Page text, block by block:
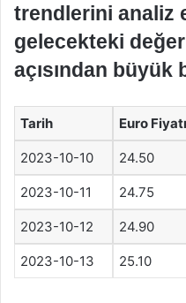
trendlerini analiz
gelecekteki
açısından büyük
Tarih Euro
2023-10-10 24.50
2023-10-11 24.75
2023-10-12 24.90
2023-10-13 25.10